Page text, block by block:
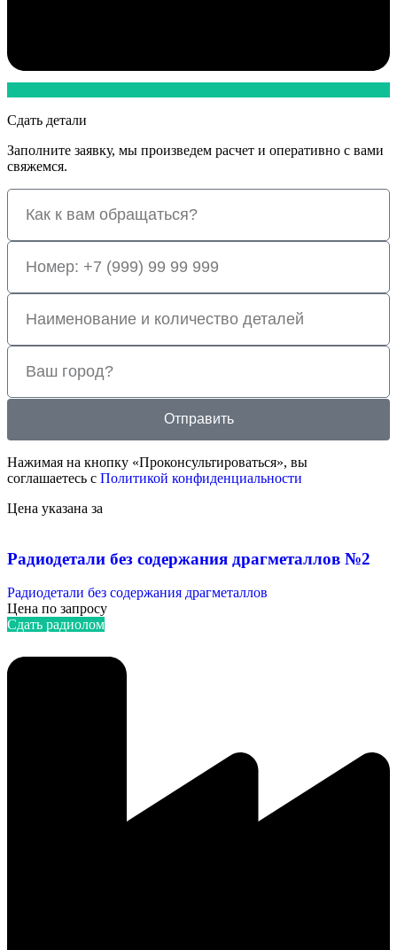
Сдать детали
Заполните заявку, мы произведем расчет и оперативно с вами
свяжемся.
Отправить
Нажимая на кнопку «Проконсультироваться», вы
соглашаетесь с Политикой конфиденциальности
Цена указана за
Радиодетали без содержания драгметаллов №2
Радиодетали без содержания драгметаллов
Цена по запросу
Сдать радиолом